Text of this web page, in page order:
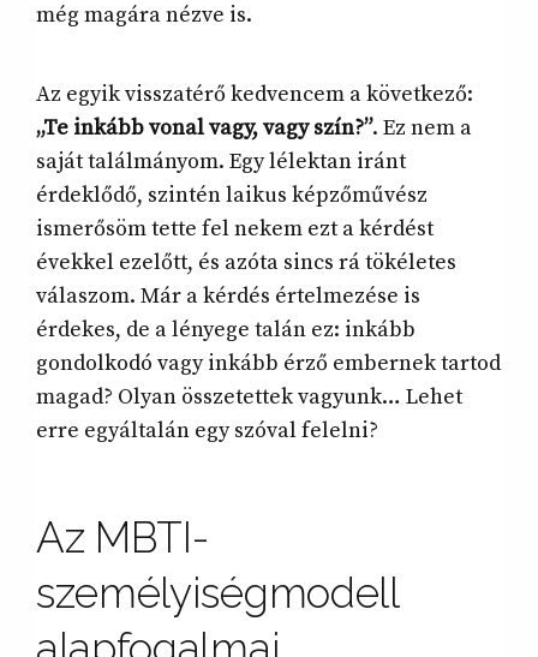
még magára nézve is.
Az egyik visszatérő kedvencem a következő:
„Te inkább vonal vagy, vagy szín?”. Ez nem a
saját találmányom. Egy lélektan iránt
érdeklődő, szintén laikus képzőművész
ismerősöm tette fel nekem ezt a kérdést
évekkel ezelőtt, és azóta sincs rá tökéletes
válaszom. Már a kérdés értelmezése is
érdekes, de a lényege talán ez: inkább
gondolkodó vagy inkább érző embernek tartod
magad? Olyan összetettek vagyunk… Lehet
erre egyáltalán egy szóval felelni?
Az MBTI-
személyiségmodell